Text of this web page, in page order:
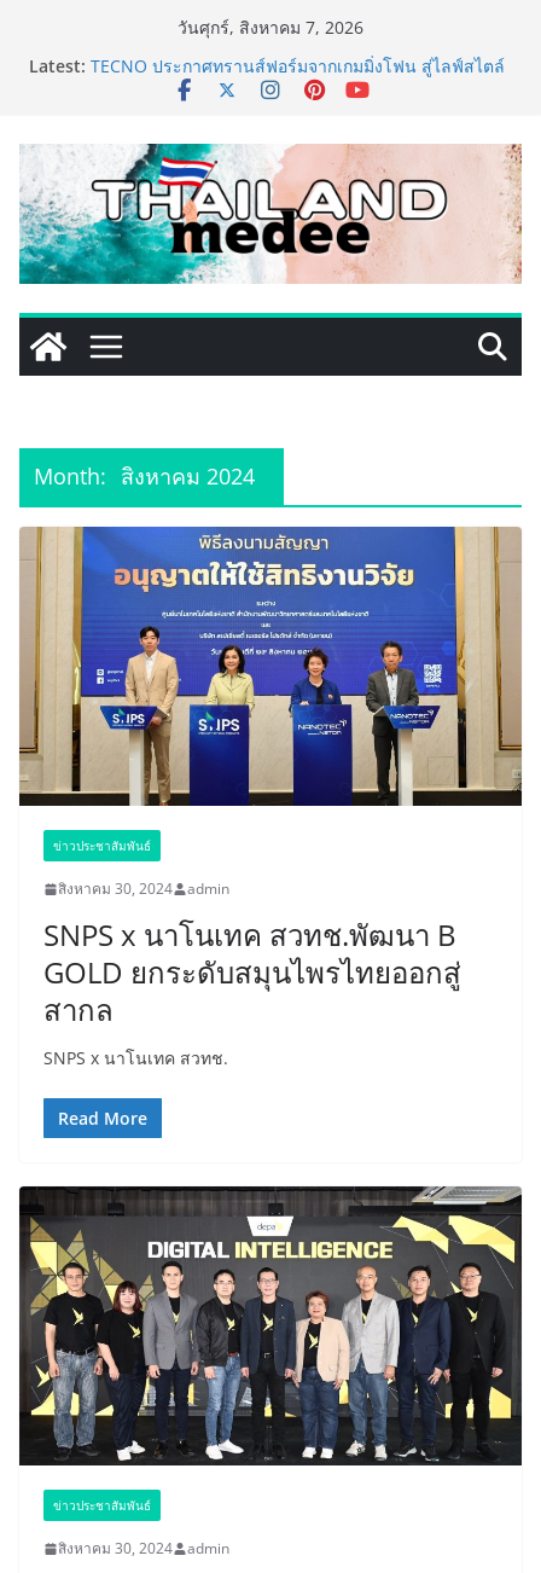
วันศุกร์, สิงหาคม 7, 2026
Latest: TECNO ประกาศทรานส์ฟอร์มจากเกมมิ่งโฟน สู่ไลฟ์สไตล์
แฟชั่นไอเท็ม เสิร์ฟใหญ่ปักหมุดแลนมาร์คใหม่กลางสถานี
ครั้งแรกของอุตสาหกรรมสีไทย นิปปอนเพนต์ผนึก 6 พันธ
มิตรโมเดิร์นเทรดชั้นนำ นำร่องเปิดตัว “NIPPON PAINT
WORRY FREE” โปรแกรมดูแลคุณภาพฟิล์มสีหลังการขาย
ยกระดับความมั่นใจลูกค้าด้วยผลิตภัณฑ์คุณภาพและ
บริการหลังการขายที่ครบวงจร
เริ่มแล้ว! อ.ต.ก.แฟร์ 4 ภาค @ภาคกลาง “มนต์เสน่ห์เกษตร
ไทย สู่ใจกลางมหานคร” ชวนชิม ช้อป สินค้าเกษตร
คุณภาพจากทั่วไทย วันนี้ – 8 สิงหาคมนี้ ณ ลานคนเมือง
ททท. ประกาศความสำเร็จ Village to the World Season
5 ผนึก 9 พันธมิตร ขับเคลื่อน ESG Tourism สืบสานพระ
ราชปณิธาน สร้างคุณค่าการท่องเที่ยวไทยอย่างยั่งยืน
ออกเฉียงใต้ เสริมแกร่งยุทธศาสตร์ระดับโลก
Month: สิงหาคม 2024
ข่าวประชาสัมพันธ์
สิงหาคม 30, 2024 admin
SNPS x นาโนเทค สวทช.พัฒนา B
GOLD ยกระดับสมุนไพรไทยออกสู่
สากล
SNPS x นาโนเทค สวทช.
Read More
ข่าวประชาสัมพันธ์
สิงหาคม 30, 2024 admin